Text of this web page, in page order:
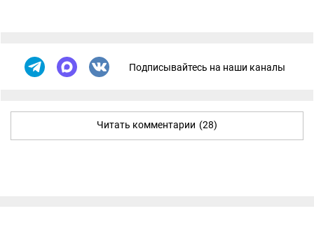
Подписывайтесь на наши каналы
Читать комментарии (28)